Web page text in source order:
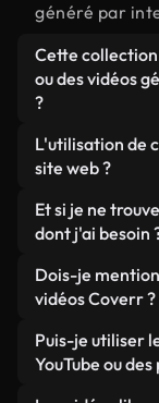
généré par
Cette
ou des vidéos
?
Les deux. Il
composée de
générées par
identifiée afin
vous utilisez.
L'utilisation de
site web ?
Sauf si vous
Nous
ils conservent
minimisant les
améliorant
Et si je ne
dont j'ai besoin
Vous pouvez
Coverr AI
Studio
personnalisée
Dois-je
vidéos Coverr ?
Aucune
de notre
Puis-je utiliser
YouTube ou
Oui. Toutes